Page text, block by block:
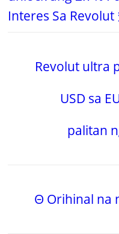
Interes Sa
Revolut ultra
USD sa
palitan
Θ Orihinal na